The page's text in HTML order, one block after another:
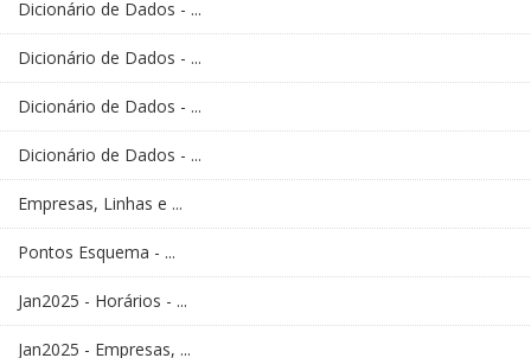
Dicionário de Dados - ...
Dicionário de Dados - ...
Dicionário de Dados - ...
Dicionário de Dados - ...
Empresas, Linhas e ...
Pontos Esquema - ...
Jan2025 - Horários - ...
Jan2025 - Empresas, ...